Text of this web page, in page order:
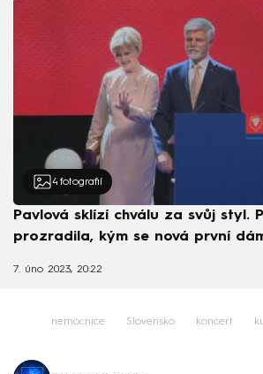
4 fotografií
Pavlová sklízí chválu za svůj styl.
prozradila, kým se nová první
7. úno 2023, 20:22
nemocnice Slovensko koncert